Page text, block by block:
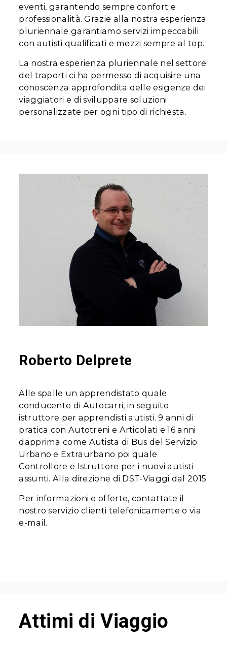
eventi, garantendo sempre confort e
professionalità. Grazie alla nostra esperienza
pluriennale garantiamo servizi impeccabili
con autisti qualificati e mezzi sempre al top.
La nostra esperienza pluriennale nel settore
del traporti ci ha permesso di acquisire una
conoscenza approfondita delle esigenze dei
viaggiatori e di sviluppare soluzioni
personalizzate per ogni tipo di richiesta.
Roberto Delprete
Alle spalle un apprendistato quale
conducente di Autocarri, in seguito
istruttore per apprendisti autisti. 9 anni di
pratica con Autotreni e Articolati e 16 anni
dapprima come Autista di Bus del Servizio
Urbano e Extraurbano poi quale
Controllore e Istruttore per i nuovi autisti
assunti. Alla direzione di DST-Viaggi dal 2015
Per informazioni e offerte, contattate il
nostro servizio clienti telefonicamente o via
e-mail.
Attimi di Viaggio